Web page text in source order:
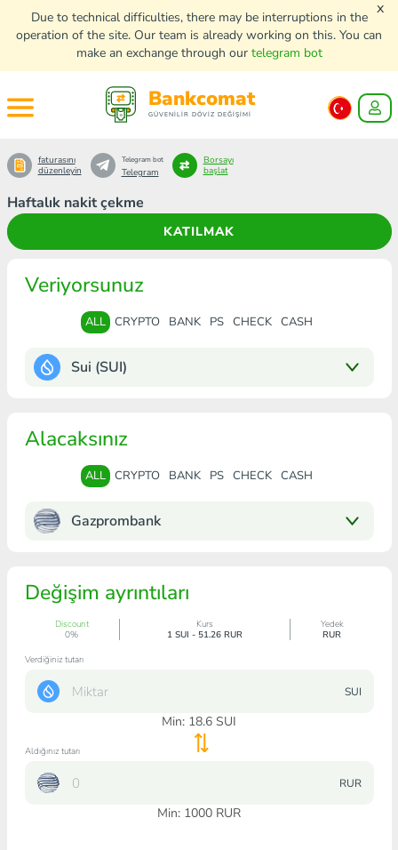
Due to technical difficulties, there may be interruptions in the
operation of the site. Our team is already working on this. You can
make an exchange through our telegram bot
x
Bankcomat
GÜVENİLİR DÖVİZ DEĞİŞİMİ
Haftalık nakit çekme
KATILMAK
faturasını
düzenleyin
Telegram bot
Telegram
Borsayı
başlat
Veriyorsunuz
ALL CRYPTO BANK PS CHECK CASH
Sui (SUI)
Alacaksınız
ALL CRYPTO BANK PS CHECK CASH
Gazprombank
Değişim ayrıntıları
Discount
0%
Kurs
1 SUI - 51.26 RUR
Yedek
RUR
Verdiğiniz tutarı
SUI
Min: 18.6 SUI
Aldığınız tutarı
RUR
Min: 1000 RUR